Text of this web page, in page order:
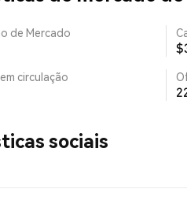
de Mercado
circulação
sociais